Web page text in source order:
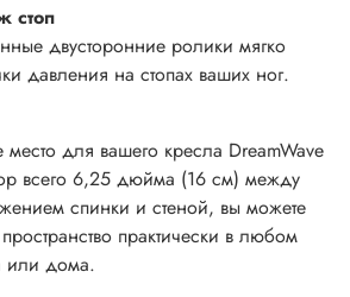
стоп
двусторонние ролики мягко
давления на стопах ваших ног.
для вашего кресла DreamWave
всего 6,25 дюйма (16 см) между
спинки и стеной, вы можете
практически в любом
или дома.